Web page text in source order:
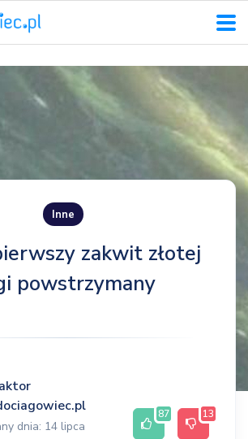
Inne
zakwit złotej
powstrzymany
dnia: 14 lipca
87 13